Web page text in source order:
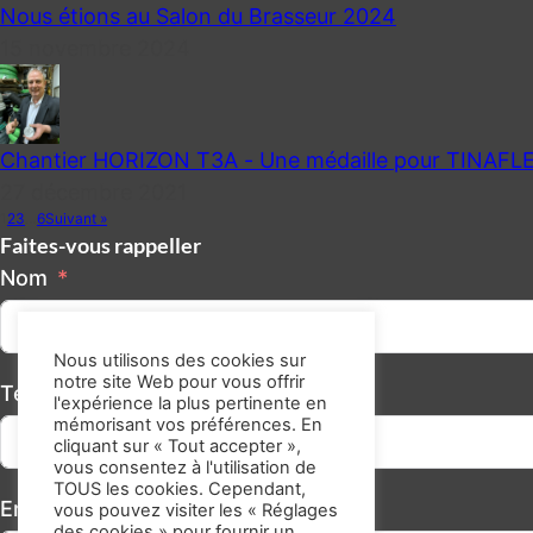
Nous étions au Salon du Brasseur 2024
Chantier HORIZON T3A - Une médaille pour
23 6Suivant »
Faites-vous rappeller
Nom
Téléphone/GSM
Email
Nous utilisons des cookies sur
notre site Web pour vous offrir
l'expérience la plus pertinente en
mémorisant vos préférences. En
cliquant sur « Tout accepter »,
vous consentez à l'utilisation de
TOUS les cookies. Cependant,
vous pouvez visiter les « Réglages